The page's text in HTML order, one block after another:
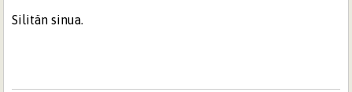
Silitän sinua.